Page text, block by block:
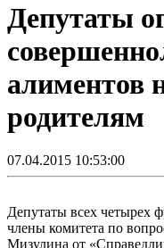
Депутаты
алиментов
родителям
07.04.2015 10:53:00
Депутаты всех четырех
члены комитета по
Мизулина от